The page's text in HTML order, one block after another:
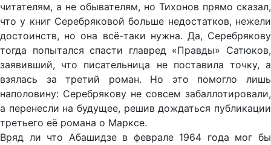
читателям, а не обывателям, но Тихонов прямо сказал,
что у книг Серебряковой больше недостатков, нежели
достоинств, но она всё-таки нужна. Да, Серебрякову
тогда попытался спасти главред «Правды» Сатюков,
заявивший, что писательница не поставила точку, а
взялась за третий роман. Но это помогло лишь
наполовину: Серебрякову не совсем забаллотировали,
а перенесли на будущее, решив дождаться публикации
третьего её романа о Марксе.
Вряд ли что Абашидзе в феврале 1964 года мог бы